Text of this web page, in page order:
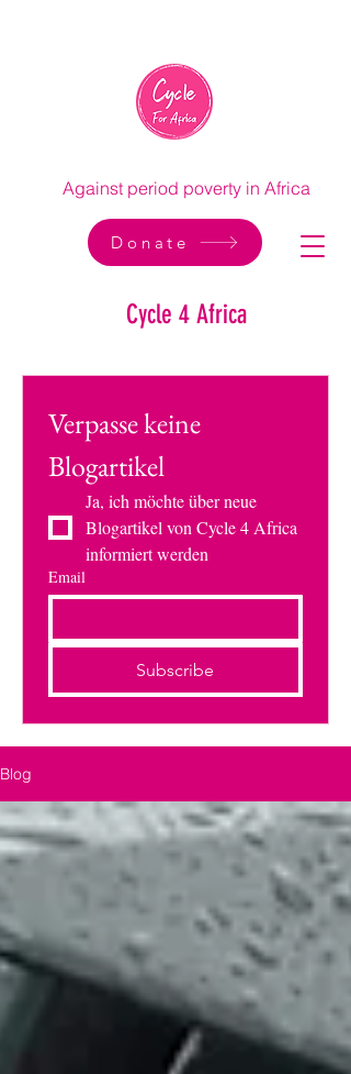
Cycle 4 Africa
Against period poverty in Africa
Donate
Verpasse keine
Blogartikel
Ja, ich möchte über neue
Blogartikel von Cycle 4 Africa
informiert werden
Email
Subscribe
Blog